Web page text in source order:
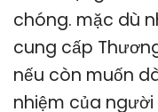
chóng. mặc dù
cung cấp
nếu còn muốn
nhiệm của